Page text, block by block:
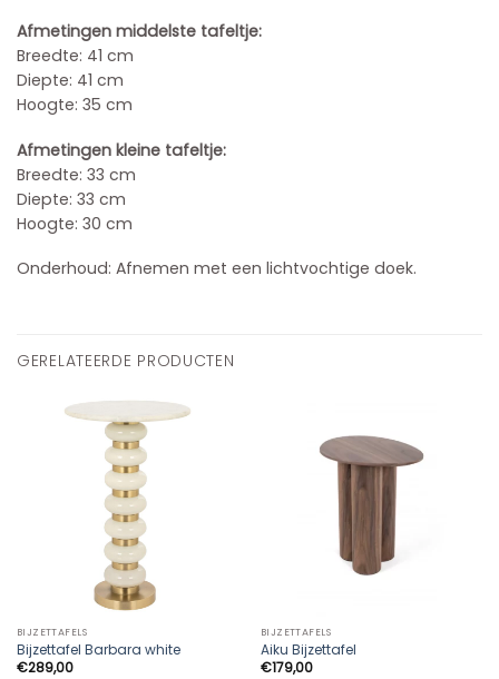
Afmetingen middelste tafeltje:
Breedte: 41 cm
Diepte: 41 cm
Hoogte: 35 cm
Afmetingen kleine tafeltje:
Breedte: 33 cm
Diepte: 33 cm
Hoogte: 30 cm
Onderhoud: Afnemen met een lichtvochtige doek.
GERELATEERDE PRODUCTEN
BIJZETTAFELS
Bijzettafel Barbara white
€289,00
BIJZETTAFELS
Aiku Bijzettafel
€179,00